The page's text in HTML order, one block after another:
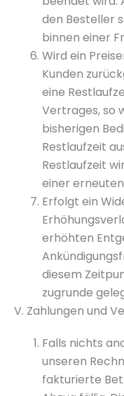
den Besteller
binnen einer
Wird ein
Kunden
eine
Vertrages, so
bisherigen
Restlaufzeit
Restlaufzeit
einer
Erfolgt ein
erhöhten
diesem
zugrunde
V. Zahlungen und
Falls nichts
unseren
fakturierte